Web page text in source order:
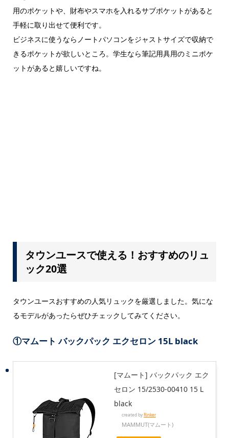
用のポケットや、財布やスマホを入れるサブポケットがあると
手軽に取り出せて便利です。
ビジネスに使うならノートパソコンをジャストサイズで収納で
きるポケットが欲しいところ。学生なら筆記用具用のミニポケ
ットがあると嬉しいですね。
タウンユースで使える！おすすめのリュ
ック20選
タウンユースおすすめの人気リュックを厳選しました。気にな
るモデルがあったらぜひチェックしてみてください。
①マムート バックパック エクセロン 15L black
[マムート] バックパック エク
セロン 15/2530-00410 15 L
black
created by Rinker
MAMMUT(マムート)